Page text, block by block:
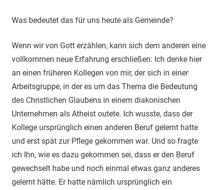
Was bedeutet das für uns heute als Gemeinde?
Wenn wir von Gott erzählen, kann sich dem anderen eine
vollkommen neue Erfahrung erschließen: Ich denke hier
an einen früheren Kollegen von mir, der sich in einer
Arbeitsgruppe, in der es um das Thema die Bedeutung
des Christlichen Glaubens in einem diakonischen
Unternehmen als Atheist outete. Ich wusste, dass der
Kollege ursprünglich einen anderen Beruf gelernt hatte
und erst spät zur Pflege gekommen war. Und so fragte
ich Ihn, wie es dazu gekommen sei, dass er den Beruf
gewechselt habe und noch einmal etwas ganz anderes
gelernt hätte. Er hatte nämlich ursprünglich ein